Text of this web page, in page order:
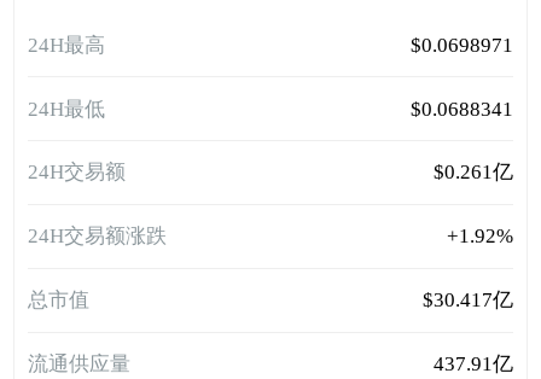
24H最高 $0.0698971
24H最低 $0.0688341
24H交易额 $0.261亿
24H交易额涨跌 +1.92%
总市值 $30.417亿
流通供应量 437.91亿